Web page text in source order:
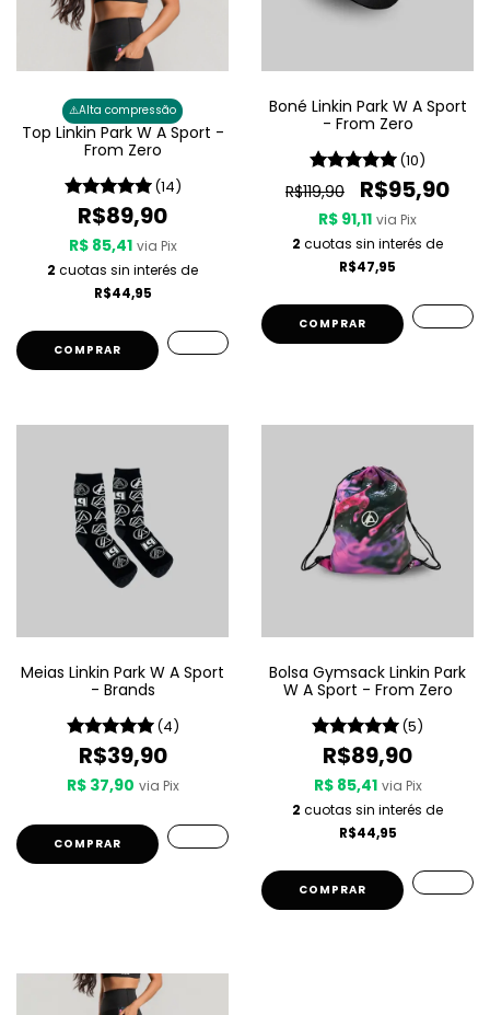
⚠️Alta compressão
Top Linkin Park W A Sport -
From Zero
(14)
R$89,90
R$ 85,41 via Pix
2 cuotas sin interés de
R$44,95
COMPRAR
Boné Linkin Park W A Sport
- From Zero
(10)
R$119,90 R$95,90
R$ 91,11 via Pix
2 cuotas sin interés de
R$47,95
COMPRAR
Meias Linkin Park W A Sport
- Brands
(4)
R$39,90
R$ 37,90 via Pix
COMPRAR
Bolsa Gymsack Linkin Park
W A Sport - From Zero
(5)
R$89,90
R$ 85,41 via Pix
2 cuotas sin interés de
R$44,95